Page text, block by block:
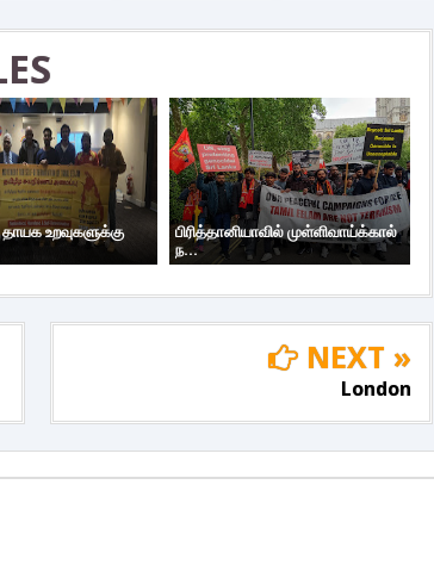
தாயக உறவுகளுக்கு
பிரித்தானியாவில் முள்ளிவாய்க்கால்
ந...
NEXT »
London